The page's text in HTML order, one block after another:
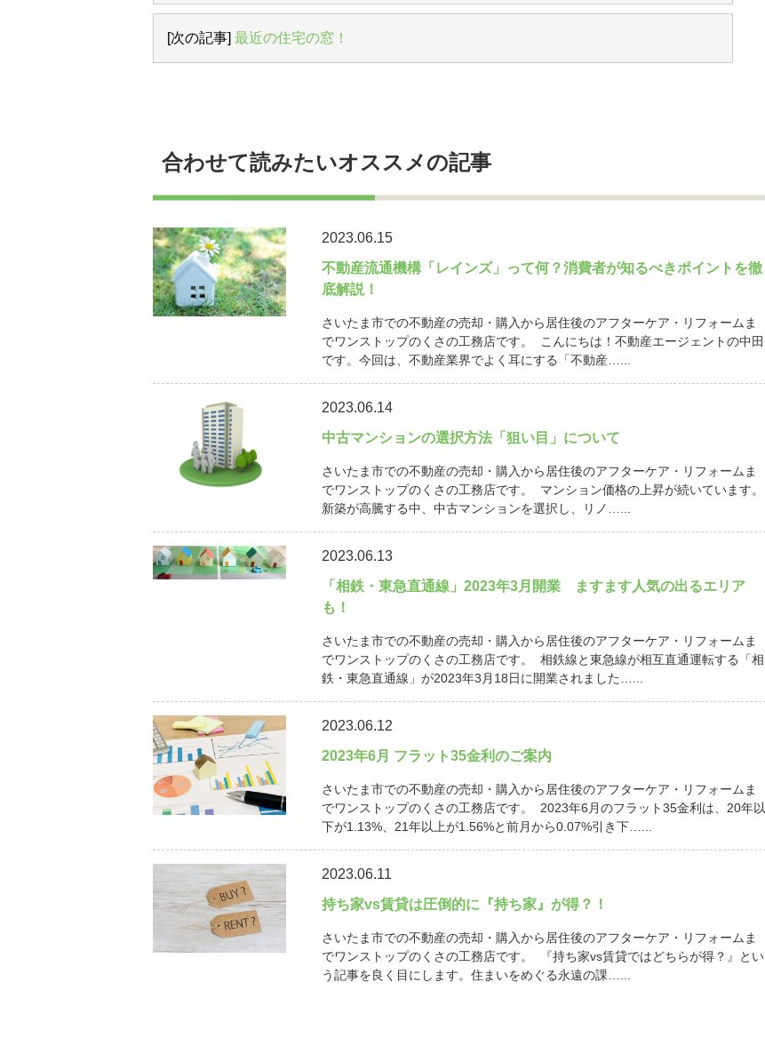
[次の記事] 最近の住宅の窓！
合わせて読みたいオススメの記事
2023.06.15
不動産流通機構「レインズ」って何？消費者が知るべきポイントを徹
底解説！
さいたま市での不動産の売却・購入から居住後のアフターケア・リフォームま
でワンストップのくさの工務店です。 こんにちは！不動産エージェントの中田
です。今回は、不動産業界でよく耳にする「不動産…...
2023.06.14
中古マンションの選択方法「狙い目」について
さいたま市での不動産の売却・購入から居住後のアフターケア・リフォームま
でワンストップのくさの工務店です。 マンション価格の上昇が続いています。
新築が高騰する中、中古マンションを選択し、リノ…...
2023.06.13
「相鉄・東急直通線」2023年3月開業 ますます人気の出るエリア
も！
さいたま市での不動産の売却・購入から居住後のアフターケア・リフォームま
でワンストップのくさの工務店です。 相鉄線と東急線が相互直通運転する「相
鉄・東急直通線」が2023年3月18日に開業されました…...
2023.06.12
2023年6月 フラット35金利のご案内
さいたま市での不動産の売却・購入から居住後のアフターケア・リフォームま
でワンストップのくさの工務店です。 2023年6月のフラット35金利は、20年以
下が1.13%、21年以上が1.56%と前月から0.07%引き下…...
2023.06.11
持ち家vs賃貸は圧倒的に『持ち家』が得？！
さいたま市での不動産の売却・購入から居住後のアフターケア・リフォームま
でワンストップのくさの工務店です。 『持ち家vs賃貸ではどちらが得？』とい
う記事を良く目にします。住まいをめぐる永遠の課…...